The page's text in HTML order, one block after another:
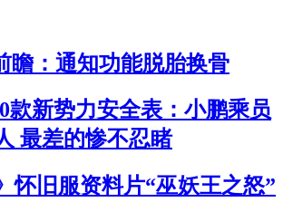
瞻：通知功能脱胎换骨
款新势力安全表：小鹏乘员
最差的惨不忍睹
怀旧服资料片“巫妖王之怒”